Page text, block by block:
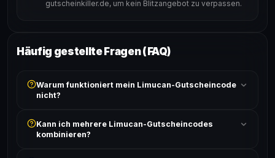
gutscheinkiller.de, um kein Blitzangebot zu verpassen.
Häufig gestellte Fragen (FAQ)
Warum funktioniert mein Limucan-Gutscheincode
nicht?
ist und ob der Code nicht für bereits reduzierte Artikel
gilt. Alle Bedingungen findest du unter „Details".
Kann ich mehrere Limucan-Gutscheincodes
kombinieren?